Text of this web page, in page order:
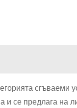
сгъваеми
и се предлага на